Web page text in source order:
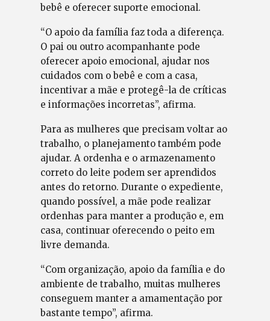
bebê e oferecer suporte emocional.
“O apoio da família faz toda a diferença.
O pai ou outro acompanhante pode
oferecer apoio emocional, ajudar nos
cuidados com o bebê e com a casa,
incentivar a mãe e protegê-la de críticas
e informações incorretas”, afirma.
Para as mulheres que precisam voltar ao
trabalho, o planejamento também pode
ajudar. A ordenha e o armazenamento
correto do leite podem ser aprendidos
antes do retorno. Durante o expediente,
quando possível, a mãe pode realizar
ordenhas para manter a produção e, em
casa, continuar oferecendo o peito em
livre demanda.
“Com organização, apoio da família e do
ambiente de trabalho, muitas mulheres
conseguem manter a amamentação por
bastante tempo”, afirma.